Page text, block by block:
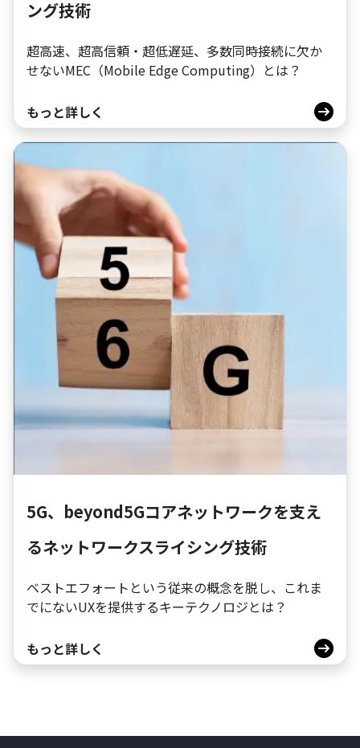
ング技術
超高速、超高信頼・超低遅延、多数同時接続に欠か
せないMEC（Mobile Edge Computing）とは？
もっと詳しく
5G、beyond5Gコアネットワークを支え
るネットワークスライシング技術
ベストエフォートという従来の概念を脱し、これま
でにないUXを提供するキーテクノロジとは？
もっと詳しく